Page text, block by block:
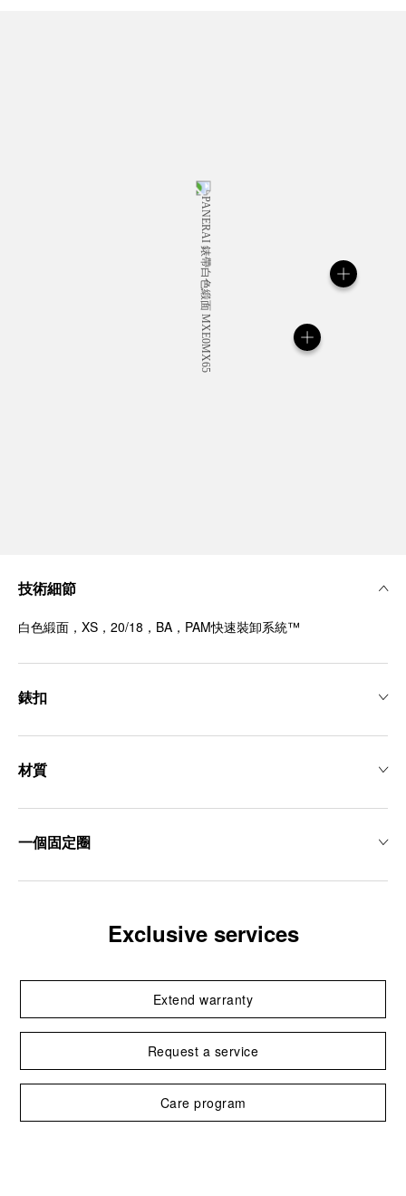
技術細節
白色緞面，XS，20/18，BA，PAM快速裝卸系統™
錶扣
材質
一個固定圈
Exclusive services
Extend warranty
Request a service
Care program